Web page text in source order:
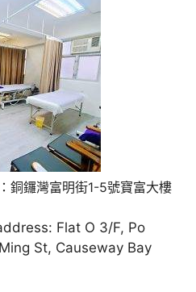
銅鑼灣富明街1-5號寶富大樓
Flat O 3/F, Po
St, Causeway Bay